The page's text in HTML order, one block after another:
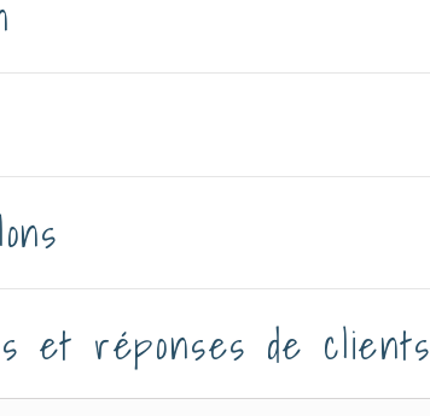
et réponses de clients